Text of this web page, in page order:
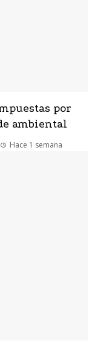
por
ambiental
Hace 1 semana